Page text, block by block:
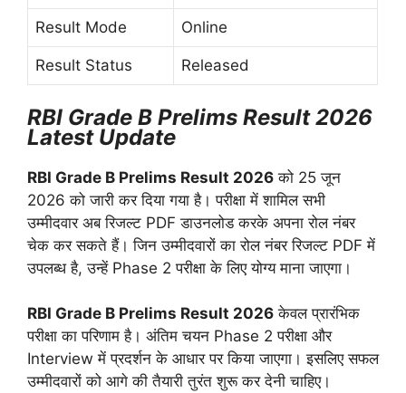
Result Mode Online
Result Status Released
RBI Grade B Prelims Result 2026
Latest Update
RBI Grade B Prelims Result 2026 को 25 जून
2026 को जारी कर दिया गया है। परीक्षा में शामिल सभी
उम्मीदवार अब रिजल्ट PDF डाउनलोड करके अपना रोल नंबर
चेक कर सकते हैं। जिन उम्मीदवारों का रोल नंबर रिजल्ट PDF में
उपलब्ध है, उन्हें Phase 2 परीक्षा के लिए योग्य माना जाएगा।
RBI Grade B Prelims Result 2026 केवल प्रारंभिक
परीक्षा का परिणाम है। अंतिम चयन Phase 2 परीक्षा और
Interview में प्रदर्शन के आधार पर किया जाएगा। इसलिए सफल
उम्मीदवारों को आगे की तैयारी तुरंत शुरू कर देनी चाहिए।